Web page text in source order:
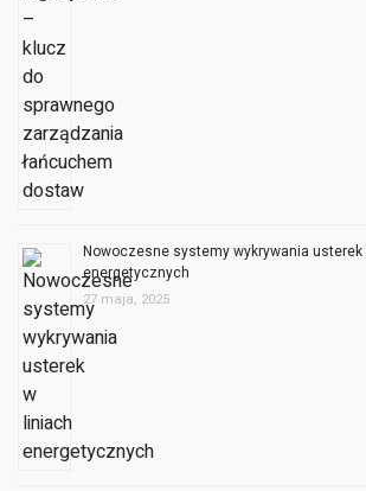
Nowoczesne systemy wykrywania
energetycznych
27 maja, 2025